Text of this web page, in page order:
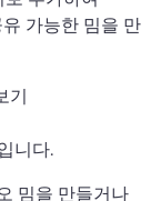
가능한 밈을 만
기
니다.
밈을 만들거나